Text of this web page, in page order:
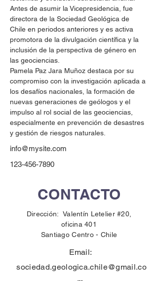
Antes de asumir la Vicepresidencia, fue
directora de la Sociedad Geológica de
Chile en periodos anteriores y es activa
promotora de la divulgación científica y la
inclusión de la perspectiva de género en
las geociencias.​​
Pamela Paz Jara Muñoz destaca por su
compromiso con la investigación aplicada a
los desafíos nacionales, la formación de
nuevas generaciones de geólogos y el
impulso al rol social de las geociencias,
especialmente en prevención de desastres
y gestión de riesgos naturales.
info@mysite.com
123-456-7890
CONTACTO
Dirección: Valentín Letelier #20,
oficina 401
Santiago Centro - Chile
Email:
sociedad.geologica.chile@gmail.co